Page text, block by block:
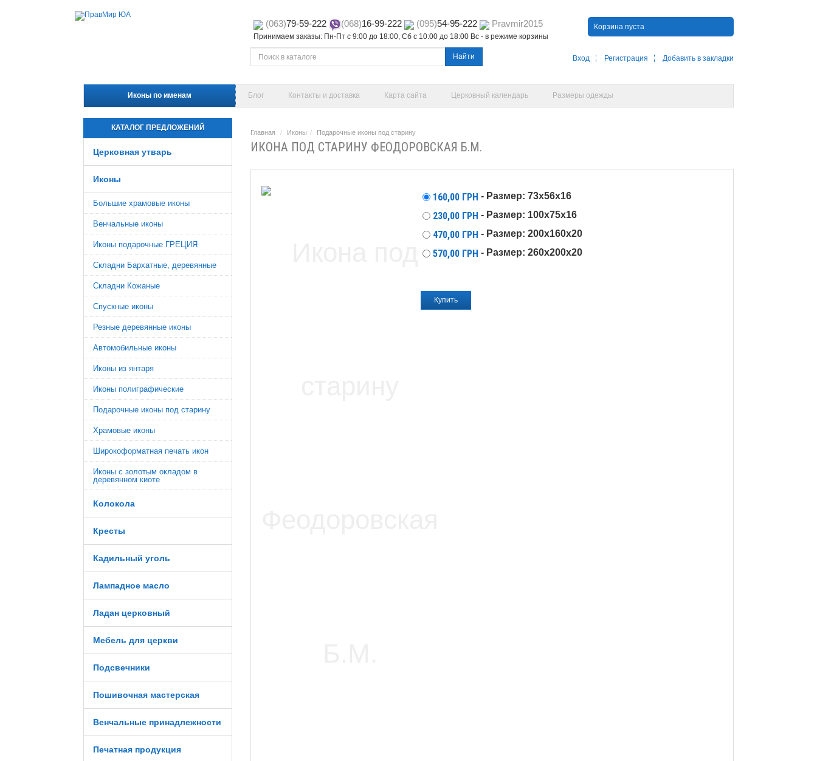
(063)79-59-222 (068)16-99-222 (095)54-95-222 Pravmir2015
Принимаем заказы: Пн-Пт с 9:00 до 18:00, Сб с 10:00 до 18:00 Вс - в режиме корзины
Корзина пуста
Найти Вход Регистрация Добавить в закладки
Иконы по именам Блог Контакты и доставка Карта сайта Церковный календарь Размеры одежды
КАТАЛОГ ПРЕДЛОЖЕНИЙ
Церковная утварь
Иконы
Большие храмовые иконы
Венчальные иконы
Иконы подарочные ГРЕЦИЯ
Складни Бархатные, деревянные
Складни Кожаные
Спускные иконы
Резные деревянные иконы
Автомобильные иконы
Иконы из янтаря
Иконы полиграфические
Подарочные иконы под старину
Храмовые иконы
Широкоформатная печать икон
Иконы с золотым окладом в
деревянном киоте
Колокола
Кресты
Кадильный уголь
Лампадное масло
Ладан церковный
Мебель для церкви
Подсвечники
Пошивочная мастерская
Венчальные принадлежности
Печатная продукция
Главная Иконы Подарочные иконы под старину
ИКОНА ПОД СТАРИНУ ФЕОДОРОВСКАЯ Б.М.
160,00 ГРН - Размер: 73х56х16
230,00 ГРН - Размер: 100х75х16
470,00 ГРН - Размер: 200х160х20
570,00 ГРН - Размер: 260х200х20